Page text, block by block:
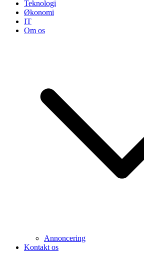
Teknologi
Økonomi
IT
Om os
Annoncering
Kontakt os